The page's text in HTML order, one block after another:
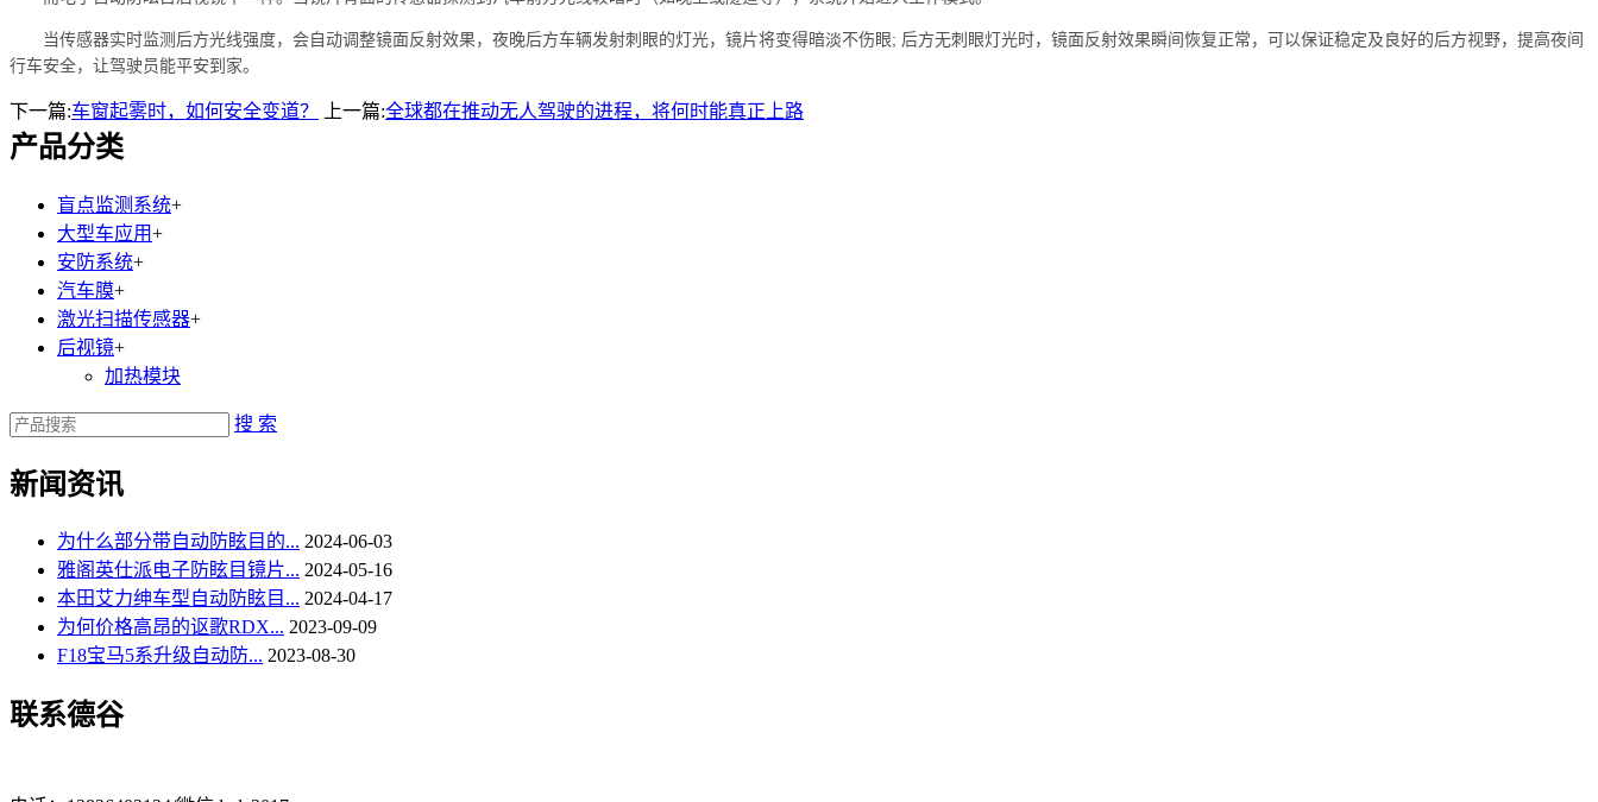
当传感器实时监测后方光线强度，会自动调整镜面反射效果，夜晚后方车辆发射刺眼的灯光，镜片将变得暗淡不伤眼; 后方无刺眼灯光时，镜面反射效果瞬间恢复正常，可以保证稳定及良好的后方视野，提高夜间
行车安全，让驾驶员能平安到家。
下一篇:车窗起雾时，如何安全变道？ 上一篇:全球都在推动无人驾驶的进程，将何时能真正上路
产品分类
盲点监测系统+
大型车应用+
安防系统+
汽车膜+
激光扫描传感器+
后视镜+
加热模块
搜 索
新闻资讯
为什么部分带自动防眩目的... 2024-06-03
雅阁英仕派电子防眩目镜片... 2024-05-16
本田艾力绅车型自动防眩目... 2024-04-17
为何价格高昂的讴歌RDX... 2023-09-09
F18宝马5系升级自动防... 2023-08-30
联系德谷